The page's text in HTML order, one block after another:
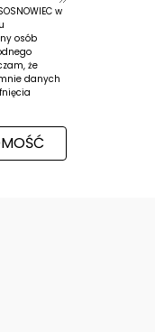
w
osób
że
danych